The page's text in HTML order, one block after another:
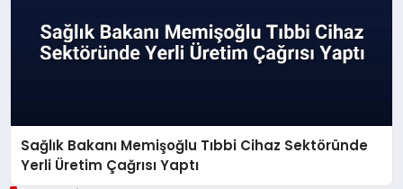
Sağlık Bakanı Memişoğlu Tıbbi Cihaz Sektöründe
Yerli Üretim Çağrısı Yaptı